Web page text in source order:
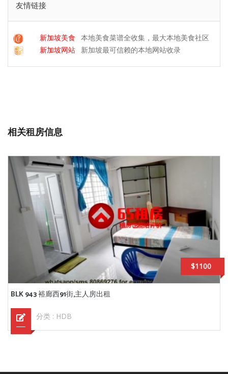
友情链接
新加坡美食
本地美食菜谱全收集，最大本地美食社区
新加坡网站
新加坡最可信赖的本地网站收录
相关租房信息
$1100
BLK 943 裕廊西91街,主人房出租
分类 : HDB